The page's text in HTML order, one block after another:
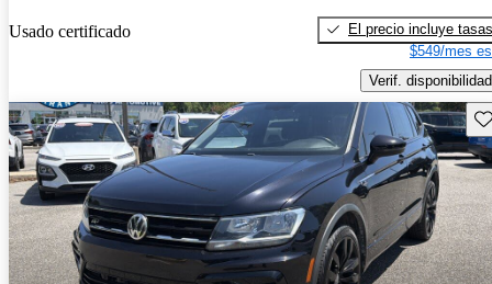
Usado certificado
El precio incluye tasas
$549/mes
Verif. disponibilidad